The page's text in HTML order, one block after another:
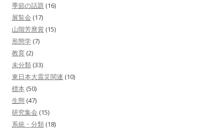
季節の話題 (16)
展覧会 (17)
山階芳麿賞 (15)
形態学 (7)
教育 (2)
未分類 (33)
東日本大震災関連 (10)
標本 (50)
生態 (47)
研究集会 (15)
系統・分類 (18)